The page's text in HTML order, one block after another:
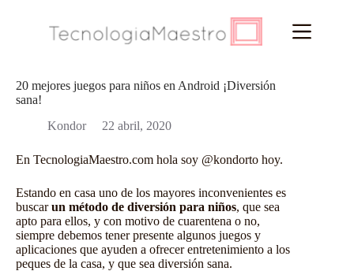
20 mejores juegos para niños en Android ¡Diversión
sana!
Kondor
22 abril, 2020
En TecnologiaMaestro.com hola soy @kondorto hoy.
Estando en casa uno de los mayores inconvenientes es
buscarun método de diversión para niños, que sea
apto para ellos, y con motivo de cuarentena o no,
siempre debemos tener presente algunos juegos y
aplicaciones que ayuden a ofrecer entretenimiento a los
peques de la casa, y que sea diversión sana.